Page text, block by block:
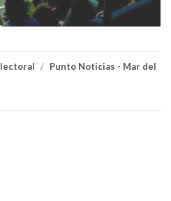
/ Punto Noticias - Mar del